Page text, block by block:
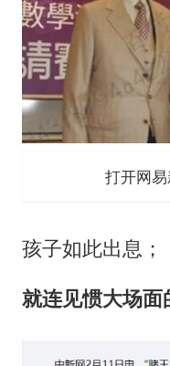
打开网
孩子如此出息；
就连见惯大场面